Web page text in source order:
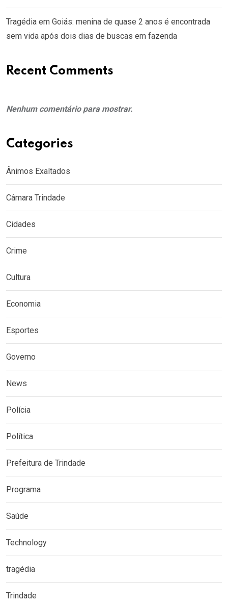
Tragédia em Goiás: menina de quase 2 anos é encontrada
sem vida após dois dias de buscas em fazenda
Recent Comments
Nenhum comentário para mostrar.
Categories
Ânimos Exaltados
Câmara Trindade
Cidades
Crime
Cultura
Economia
Esportes
Governo
News
Polícia
Política
Prefeitura de Trindade
Programa
Saúde
Technology
tragédia
Trindade